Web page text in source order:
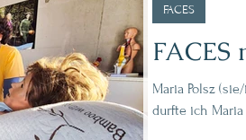
FACES
Maria Polsz (sie/ihr) PflegeTeam - Ausbildungskoordinatorin Heute
durfte ich
FACES